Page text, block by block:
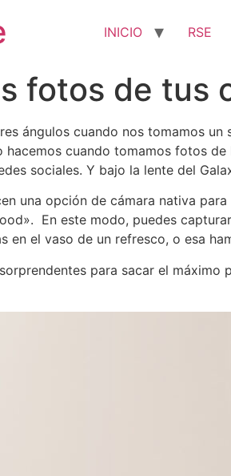
INICIO RSE
fotos de tus
ángulos cuando nos tomamos
cuando tomamos fotos
sociales. Y bajo la lente del
una opción de cámara nativa
En este modo, puedes
en el vaso de un refresco, o esa
para sacar el